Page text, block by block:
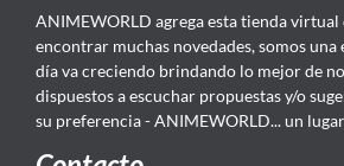
ANIMEWORLD agrega esta tienda virtual
encontrar muchas novedades, somos una
día va creciendo brindando lo mejor de
dispuestos a escuchar propuestas y/o
su preferencia - ANIMEWORLD... un